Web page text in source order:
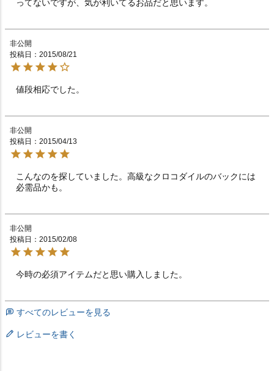
ってないですが、気が利いてるお品だと思います。
非公開
投稿日
2015/08/21
値段相応でした。
非公開
投稿日
2015/04/13
こんなのを探していました。高級なクロコダイルのバックには
必需品かも。
非公開
投稿日
2015/02/08
今時の必須アイテムだと思い購入しました。
すべてのレビューを見る
レビューを書く